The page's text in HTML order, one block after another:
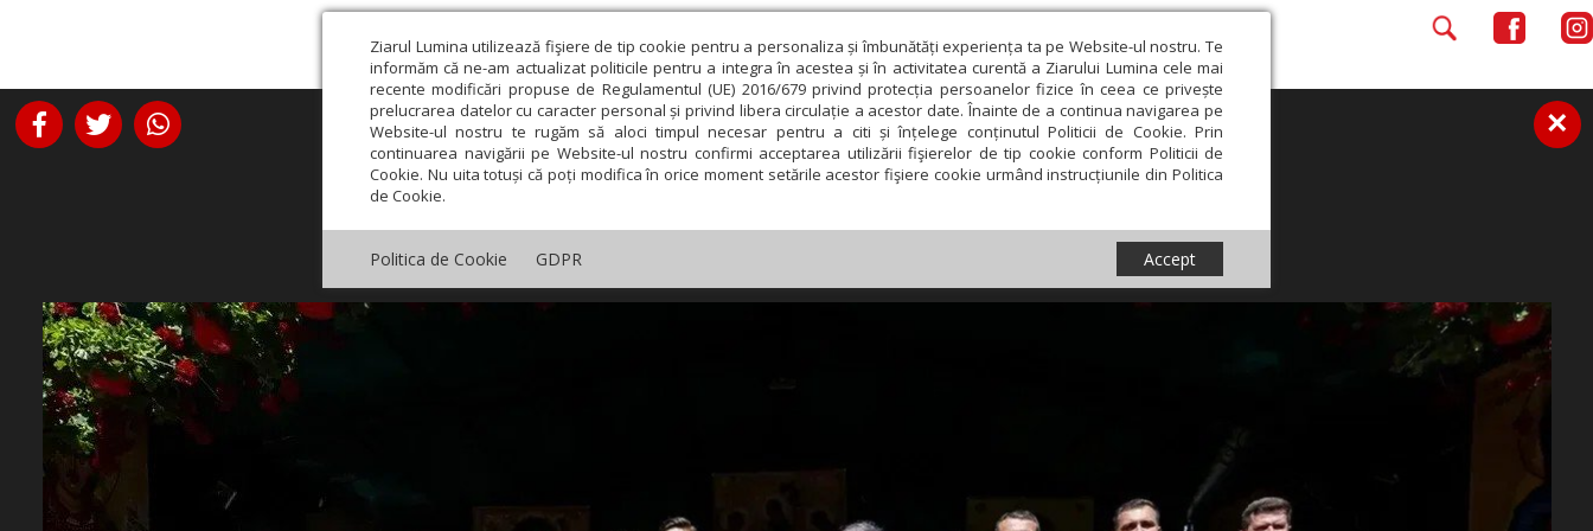
Ziarul Lumina utilizează fişiere de tip cookie pentru a personaliza și îmbunătăți experiența ta pe Website-ul nostru. Te
informăm că ne-am actualizat politicile pentru a integra în acestea și în activitatea curentă a Ziarului Lumina cele mai
recente modificări propuse de Regulamentul (UE) 2016/679 privind protecția persoanelor fizice în ceea ce privește
prelucrarea datelor cu caracter personal și privind libera circulație a acestor date. Înainte de a continua navigarea pe
Website-ul nostru te rugăm să aloci timpul necesar pentru a citi și înțelege conținutul Politicii de Cookie. Prin
continuarea navigării pe Website-ul nostru confirmi acceptarea utilizării fişierelor de tip cookie conform Politicii de
Cookie. Nu uita totuși că poți modifica în orice moment setările acestor fişiere cookie urmând instrucțiunile din Politica
de Cookie.
Politica de Cookie GDPR Accept
×